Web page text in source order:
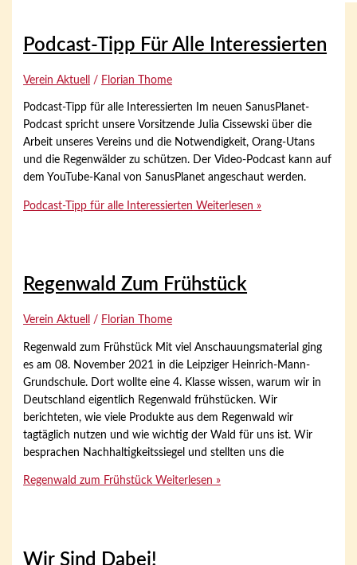
Podcast-Tipp Für Alle Interessierten
Verein Aktuell / Florian Thome
Podcast-Tipp für alle Interessierten Im neuen SanusPlanet-
Podcast spricht unsere Vorsitzende Julia Cissewski über die
Arbeit unseres Vereins und die Notwendigkeit, Orang-Utans
und die Regenwälder zu schützen. Der Video-Podcast kann auf
dem YouTube-Kanal von SanusPlanet angeschaut werden.
Podcast-Tipp für alle Interessierten Weiterlesen »
Regenwald Zum Frühstück
Verein Aktuell / Florian Thome
Regenwald zum Frühstück Mit viel Anschauungsmaterial ging
es am 08. November 2021 in die Leipziger Heinrich-Mann-
Grundschule. Dort wollte eine 4. Klasse wissen, warum wir in
Deutschland eigentlich Regenwald frühstücken. Wir
berichteten, wie viele Produkte aus dem Regenwald wir
tagtäglich nutzen und wie wichtig der Wald für uns ist. Wir
besprachen Nachhaltigkeitssiegel und stellten uns die
Regenwald zum Frühstück Weiterlesen »
Wir Sind Dabei!